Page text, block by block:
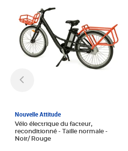
Nouvelle Attitude
Vélo électrique du facteur,
reconditionné - Taille normale -
Noir/ Rouge